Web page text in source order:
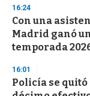
16:24
Con una
Madrid ganó
temporada
16:01
Policía se quitó